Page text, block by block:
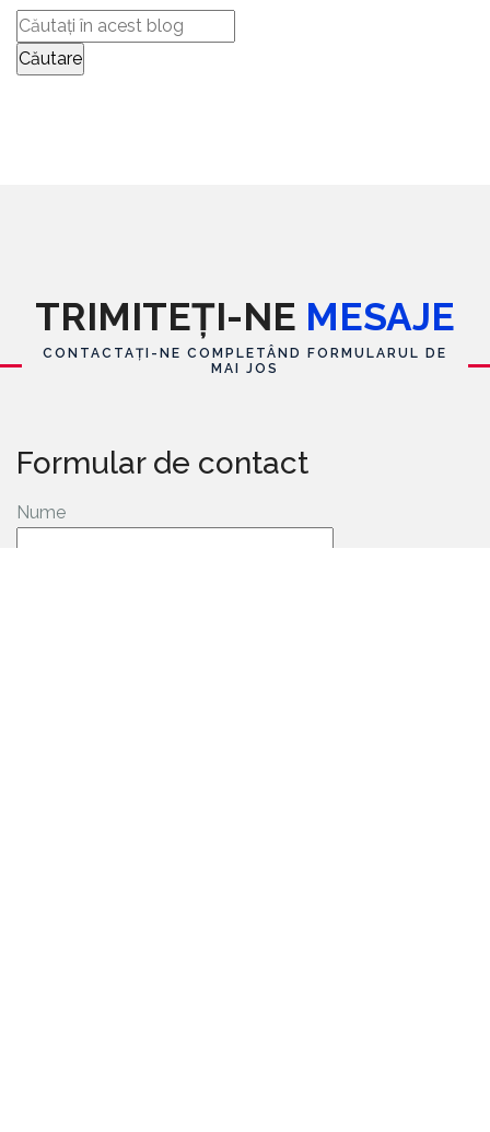
TRIMITEȚI-NE MESAJE
CONTACTAȚI-NE COMPLETÂND FORMULARUL DE
MAI JOS
Formular de contact
Nume